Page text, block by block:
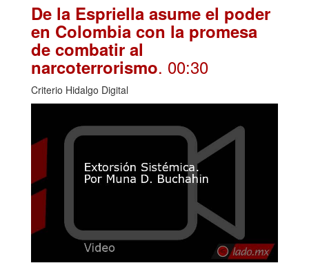
De la Espriella asume el poder
en Colombia con la promesa
de combatir al
narcoterrorismo. 00:30
Criterio Hidalgo Digital